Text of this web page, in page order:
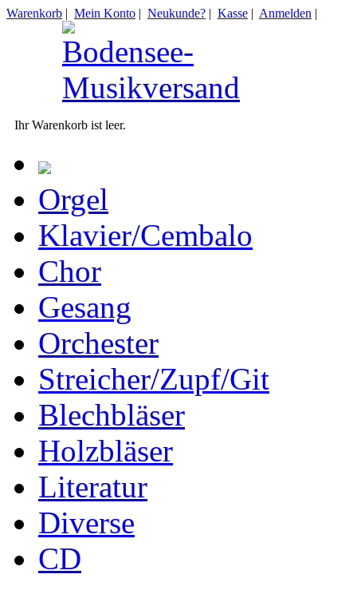
Warenkorb | Mein Konto | Neukunde? | Kasse | Anmelden |
Ihr Warenkorb ist leer.
Orgel
Klavier/Cembalo
Chor
Gesang
Orchester
Streicher/Zupf/Git
Blechbläser
Holzbläser
Literatur
Diverse
CD